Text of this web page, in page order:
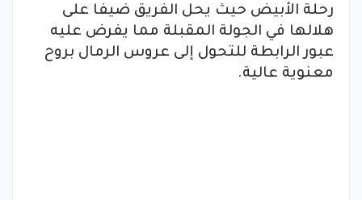
رحلة الأبيض حيث يحل الفريق ضيفا على
هلالها في الجولة المقبلة مما يفرض عليه
عبور الرابطة للتحول إلى عروس الرمال بروح
معنوية عالية.